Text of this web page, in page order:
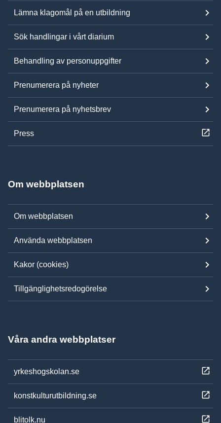
Lämna klagomål på en utbildning
Sök handlingar i vårt diarium
Behandling av personuppgifter
Prenumerera på nyheter
Prenumerera på nyhetsbrev
Press
Om webbplatsen
Om webbplatsen
Använda webbplatsen
Kakor (cookies)
Tillgänglighetsredogörelse
Våra andra webbplatser
yrkeshogskolan.se
konstkulturutbildning.se
blitolk.nu